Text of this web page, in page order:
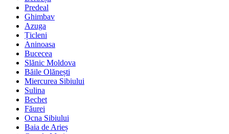
Predeal
Ghimbav
Azuga
Țicleni
Aninoasa
Bucecea
Slănic Moldova
Băile Olănești
Miercurea Sibiului
Sulina
Bechet
Făurei
Ocna Sibiului
Baia de Arieș